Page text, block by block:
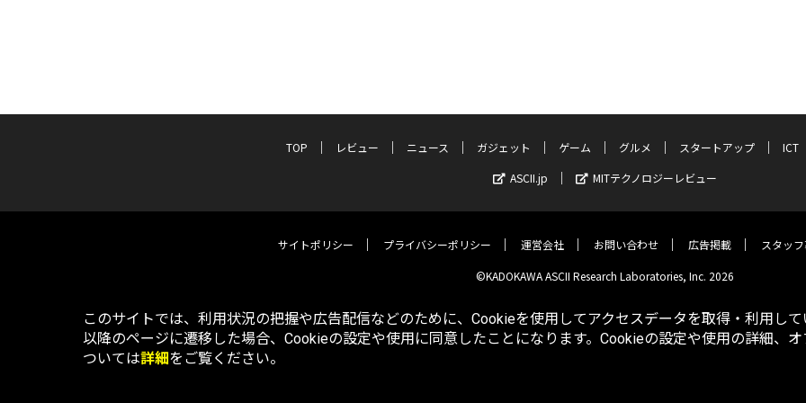
TOP レビュー ニュース ガジェット ゲーム グルメ スタートアップ
ICT
ASCII.jp
MITテクノロジーレビュー
サイトポリシー プライバシーポリシー 運営会社 お問い合わせ 広告掲載 スタッ
©KADOKAWA ASCII Research Laboratories, Inc. 2026
このサイトでは、利用状況の把握や広告配信などのために、Cookieを使用してアクセスデータを取得・利用して
以降のページに遷移した場合、Cookieの設定や使用に同意したことになります。Cookieの設定や使用の詳細、
ついては詳細をご覧ください。